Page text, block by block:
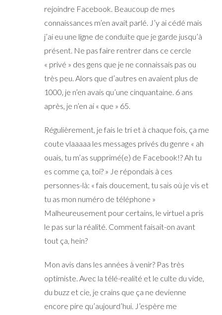
rejoindre Facebook. Beaucoup de mes
connaissances m’en avait parlé. J’y ai cédé mais
j’ai eu une ligne de conduite que je garde jusqu’à
présent. Ne pas faire rentrer dans ce cercle
« privé » des gens que je ne connaissais pas ou
très peu. Alors que d’autres en avaient plus de
1000, je n’en avais qu’une cinquantaine. 6 ans
après, je n’en ai « que » 65.
Régulièrement, je fais le tri et à chaque fois, ça me
coute vlaaaaa les messages privés du genre « ah
ouais, tu m’as supprimé(e) de Facebook!? Ah tu
es comme ça, toi? » Je répondais à ces
personnes-là: « fais doucement, tu sais où je vis et
tu as mon numéro de téléphone »
Malheureusement pour certains, le virtuel a pris
le pas sur la réalité. Comment faisait-on avant
tout ça, hein?
Mon avis dans les années à venir? Pas très
optimiste. Avec la télé-realité et le culte du vide,
du buzz et cie, je crains que ça ne devienne
encore pire qu’aujourd’hui. J’espère me